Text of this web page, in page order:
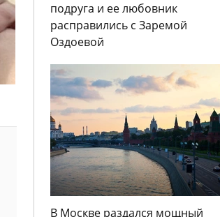
подруга и ее любовник
расправились с Заремой
Оздоевой
В Москве раздался мощный